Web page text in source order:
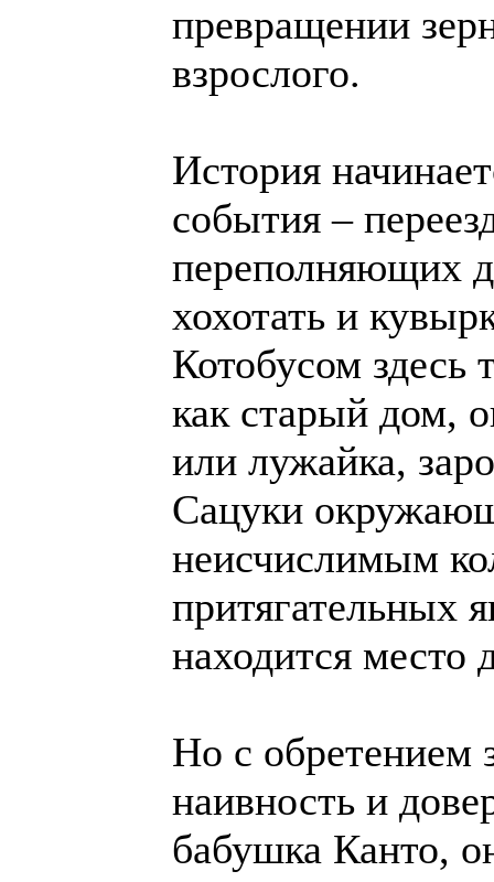
превращении
взрослого.
История
события –
переполняющих
хохотать и
Котобусом здесь
как старый дом,
или лужайка,
Сацуки
неисчислимым
притягательных
находится место
Но с обретением
наивность и
бабушка Канто,